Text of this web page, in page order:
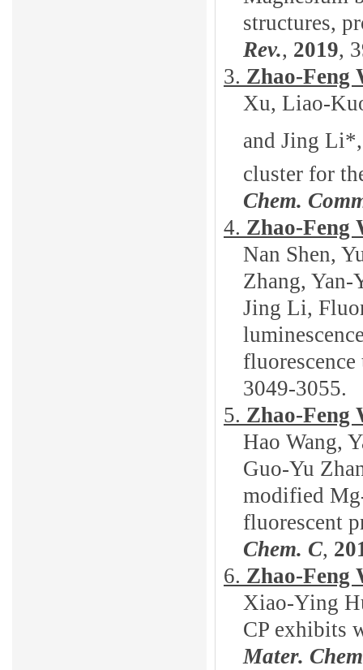
structures,
Rev., 2019,
3. Zhao-Feng
Xu, Liao-
and Jing
cluster for
Chem.
4. Zhao-Feng
Nan Shen,
Zhang,
Jing Li,
3049-3055.
5. Zhao-Feng
Hao Wang,
Guo-Yu
modified
fluorescent
Chem. C,
6. Zhao-Feng
Xiao-Ying
CP exhibits
Mater.